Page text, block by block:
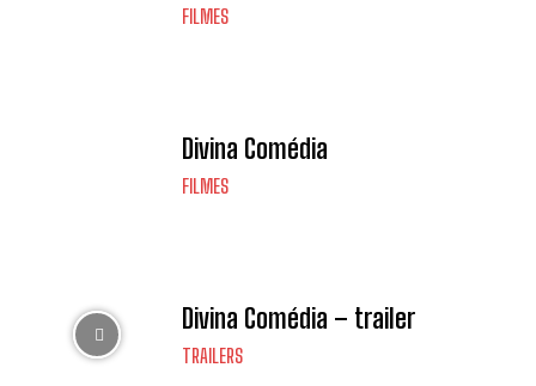
FILMES
Divina Comédia
FILMES
Divina Comédia – trailer
TRAILERS